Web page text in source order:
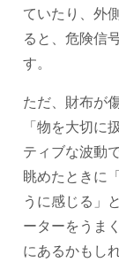
ていたり、外
ると、危険信
す。
ただ、財布が
「物を大切に
ティブな波動
眺めたときに
うに感じる」
ーターをうま
にあるかもし